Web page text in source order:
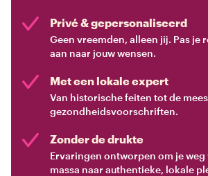
Privé & gepersonaliseerd
Geen vreemden, alleen jij. Pas je
aan naar jouw wensen.
Met een lokale expert
Van historische feiten tot de
gezondheidsvoorschriften.
Zonder de drukte
Ervaringen ontworpen om je weg
massa naar authentieke, lokale